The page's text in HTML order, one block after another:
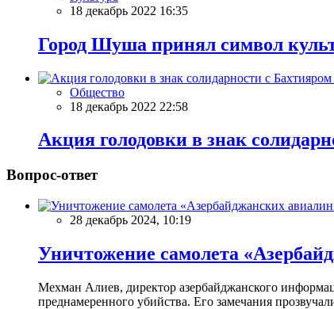
18 декабрь 2022 16:35
Город Шуша принял символ
Общество
18 декабрь 2022 22:58
Акция голодовки в знак
Вопрос-ответ
28 декабрь 2024, 10:19
Уничтожение самолета
Мехман Алиев, директор азербайджанского
преднамеренного убийства. Его замечания